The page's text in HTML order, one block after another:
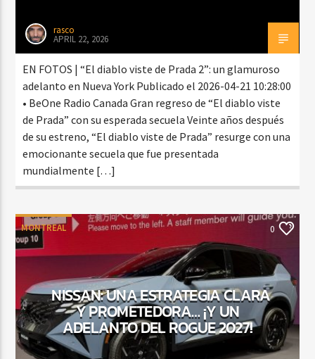
rasco
APRIL 22, 2026
EN FOTOS | “El diablo viste de Prada 2”: un glamuroso
adelanto en Nueva York Publicado el 2026-04-21 10:28:00
• BeOne Radio Canada Gran regreso de “El diablo viste
de Prada” con su esperada secuela Veinte años después
de su estreno, “El diablo viste de Prada” resurge con una
emocionante secuela que fue presentada
mundialmente […]
MONTREAL 0
NISSAN: UNA ESTRATEGIA CLARA
Y PROMETEDORA… ¡Y UN
ADELANTO DEL ROGUE 2027!